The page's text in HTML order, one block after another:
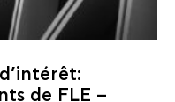
de FLE –